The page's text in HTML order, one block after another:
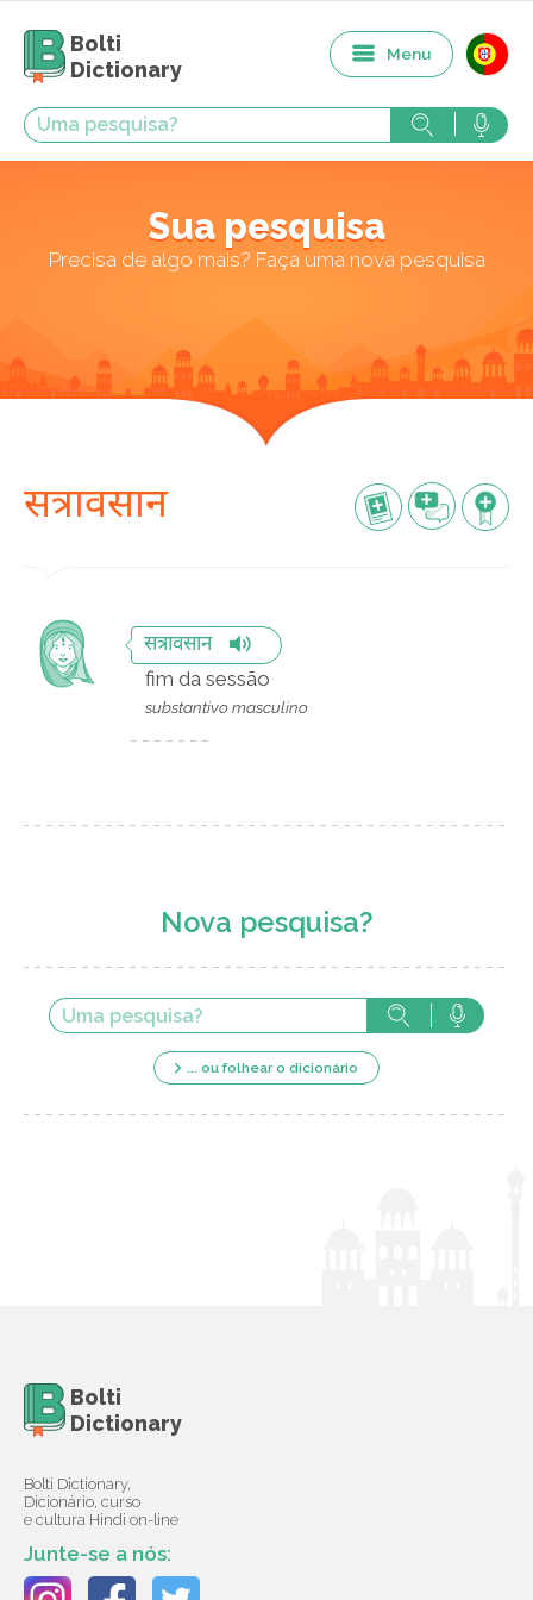
Bolti
Dictionary
Menu
Sua pesquisa
Precisa de algo mais? Faça uma nova pesquisa
सत्रावसान
सत्रावसान
fim da sessão
substantivo masculino
Nova pesquisa?
... ou folhear o dicionário
Bolti
Dictionary
Bolti Dictionary,
Dicionário, curso
e cultura Hindi on-line
Junte-se a nós: